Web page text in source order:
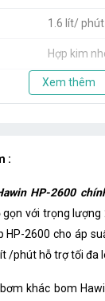
1.6 lít/ phút
Hợp kim
Xem thêm
:
HP-2600
với trọng
HP-2600 cho áp
/phút hỗ trợ tối đa
khác bom